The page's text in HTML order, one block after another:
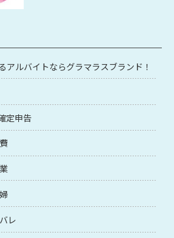
アルバイトならグラマラスブランド！
定申告
レ